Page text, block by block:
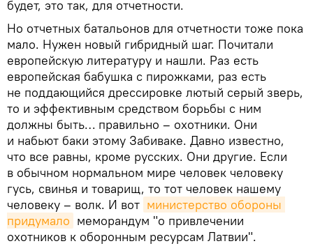
будет, это так, для отчетности.
Но отчетных батальонов для отчетности тоже пока
мало. Нужен новый гибридный шаг. Почитали
европейскую литературу и нашли. Раз есть
европейская бабушка с пирожками, раз есть
не поддающийся дрессировке лютый серый зверь,
то и эффективным средством борьбы с ним
должны быть… правильно – охотники. Они
и набьют баки этому Забиваке. Давно известно,
что все равны, кроме русских. Они другие. Если
в обычном нормальном мире человек человеку
гусь, свинья и товарищ, то тот человек нашему
человеку – волк. И вот министерство обороны
придумало меморандум "о привлечении
охотников к оборонным ресурсам Латвии".